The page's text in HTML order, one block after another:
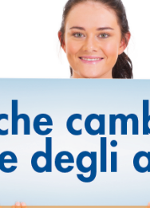
Sedi Territoriali